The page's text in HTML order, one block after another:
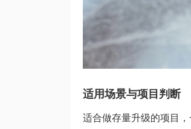
适用场景与项目判断
适合做存量升级的项目